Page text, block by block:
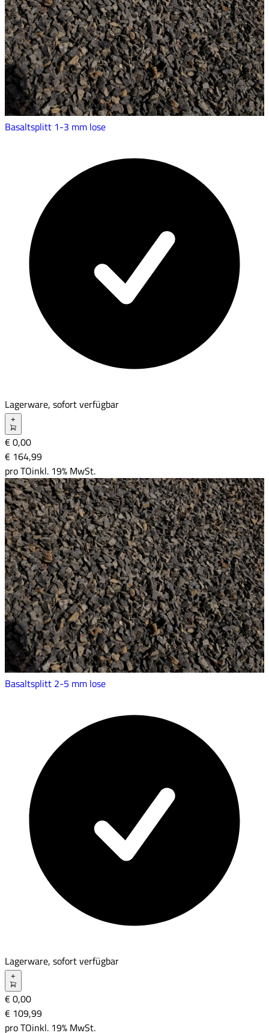
Basaltsplitt 1-3 mm lose
Lagerware, sofort verfügbar
€ 0,00
€ 164,99
proTOinkl. 19% MwSt.
Basaltsplitt 2-5 mm lose
Lagerware, sofort verfügbar
€ 0,00
€ 109,99
proTOinkl. 19% MwSt.